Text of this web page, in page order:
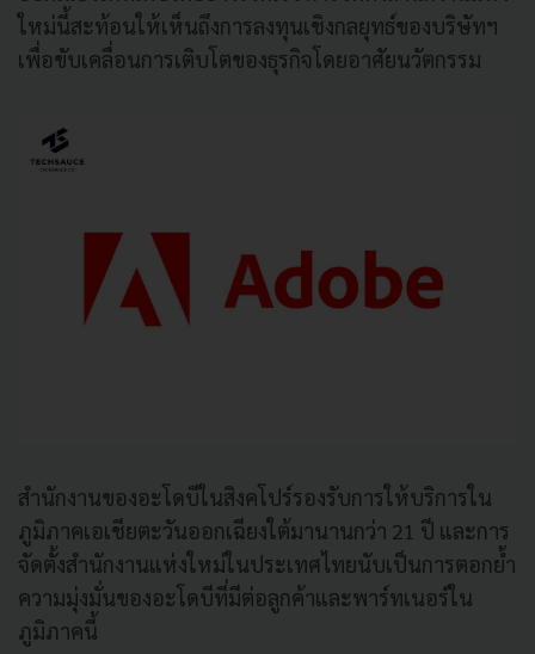
ใหม่นี้สะท้อนให้เห็นถึงการลงทุนเชิงกลยุทธ์ของบริษัทฯ
เพื่อขับเคลื่อนการเติบโตของธุรกิจโดยอาศัยนวัตกรรม
สำนักงานของอะโดบีในสิงคโปร์รองรับการให้บริการใน
ภูมิภาคเอเชียตะวันออกเฉียงใต้มานานกว่า 21 ปี และการ
จัดตั้งสำนักงานแห่งใหม่ในประเทศไทยนับเป็นการตอกย้ำ
ความมุ่งมั่นของอะโดบีที่มีต่อลูกค้าและพาร์ทเนอร์ใน
ภูมิภาคนี้